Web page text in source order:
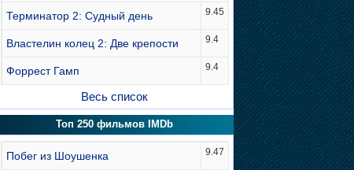
Терминатор 2: Судный день 9.45
Властелин колец 2: Две крепости 9.4
Форрест Гамп 9.4
Весь список
Топ 250 фильмов IMDb
Побег из Шоушенка 9.47